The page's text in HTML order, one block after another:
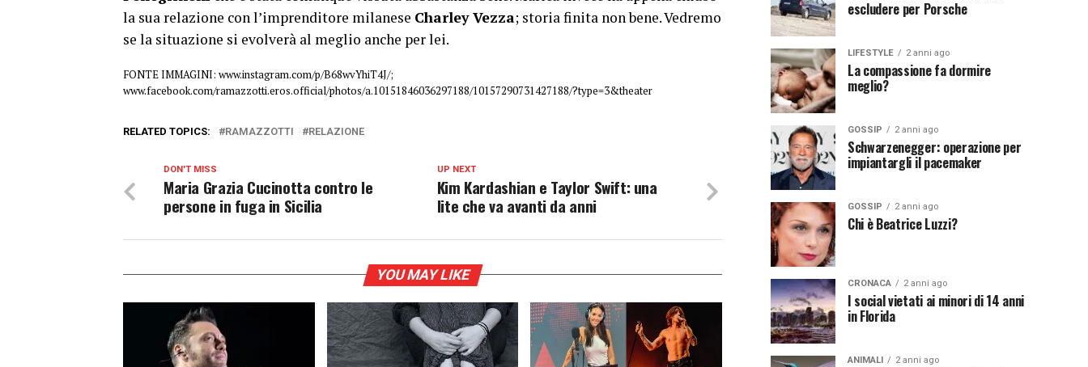
la sua relazione con l’imprenditore milanese Charley Vezza; storia finita non bene. Vedremo
se la situazione si evolverà al meglio anche per lei.
FONTE IMMAGINI: www.instagram.com/p/B68wvYhiT4J/;
www.facebook.com/ramazzotti.eros.official/photos/a.10151846036297188/10157290731427188/?type=3&theater
RELATED TOPICS: RAMAZZOTTI RELAZIONE
UP NEXT
Kim Kardashian e Taylor Swift: una
lite che va avanti da anni
DON'T MISS
Maria Grazia Cucinotta contro le
persone in fuga in Sicilia
YOU MAY LIKE
escludere per Porsche
LIFESTYLE 2 anni ago
La compassione fa dormire
meglio?
GOSSIP 2 anni ago
Schwarzenegger: operazione per
impiantargli il pacemaker
GOSSIP 2 anni ago
Chi è Beatrice Luzzi?
CRONACA 2 anni ago
I social vietati ai minori di 14 anni
in Florida
ANIMALI 2 anni ago